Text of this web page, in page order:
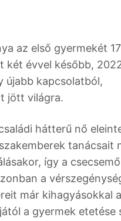
az első gyermekét
két évvel később,
újabb kapcsolatból,
jött világra.
hátterű nő
tanácsait
így a
a
már kihagyásokkal
a gyermek etetése